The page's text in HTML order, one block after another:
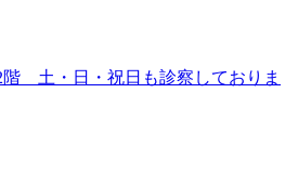
階 土・日・祝日も診察しておりま